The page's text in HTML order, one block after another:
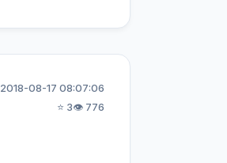
2018-08-17 08:07:06
⭐ 3👁️ 776